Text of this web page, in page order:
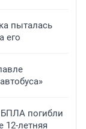
пыталась
его
погибли
12-летняя